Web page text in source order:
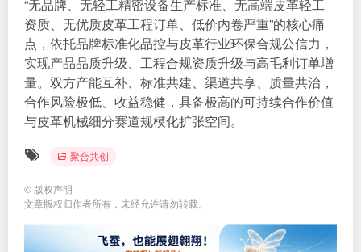
“无品牌、无轻工精密设备生产标准、无高端皮革轻工
资质、无优质皮革工程订单、低价内卷严重”的核心痛
点，依托品牌标准化品控与皮革行业环保合规公信力，
实现产品品质升级、工程合规资质升级与高毛利订单增
量。双方产能互补、标准共建、渠道共享、质量共治，
合作风险极低、收益稳健，具备极高的可持续合作价值
与皮革机械细分赛道规模化扩张空间。
聚合共创
© 版权声明
文章版权归作者所有，未经允许请勿转载。